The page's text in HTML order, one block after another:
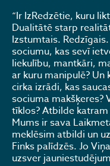
“Ir IzRedzētie, kuru
Dualitātē starp
Izstumtais.
sociumu, kas sevī
liekulību, mantkāri,
ar kuru manipulē? Un
cirka izrādi, kas
sociuma makšķeres?
tīklos? Atbilde
Mums ir sava
meklēsim atbildi un
Finks palīdzēs. Jo
uzsver